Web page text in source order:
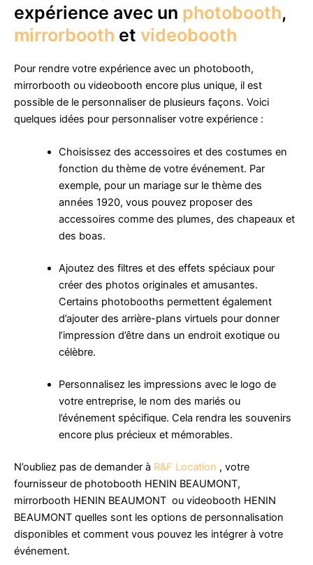
expérience avec un photobooth,
mirrorbooth et videobooth
Pour rendre votre expérience avec un photobooth,
mirrorbooth ou videobooth encore plus unique, il est
possible de le personnaliser de plusieurs façons. Voici
quelques idées pour personnaliser votre expérience :
Choisissez des accessoires et des costumes en
fonction du thème de votre événement. Par
exemple, pour un mariage sur le thème des
années 1920, vous pouvez proposer des
accessoires comme des plumes, des chapeaux et
des boas.
Ajoutez des filtres et des effets spéciaux pour
créer des photos originales et amusantes.
Certains photobooths permettent également
d’ajouter des arrière-plans virtuels pour donner
l’impression d’être dans un endroit exotique ou
célèbre.
Personnalisez les impressions avec le logo de
votre entreprise, le nom des mariés ou
l’événement spécifique. Cela rendra les souvenirs
encore plus précieux et mémorables.
N’oubliez pas de demander à R&F Location , votre
fournisseur de photobooth HENIN BEAUMONT,
mirrorbooth HENIN BEAUMONT ou videobooth HENIN
BEAUMONT quelles sont les options de personnalisation
disponibles et comment vous pouvez les intégrer à votre
événement.